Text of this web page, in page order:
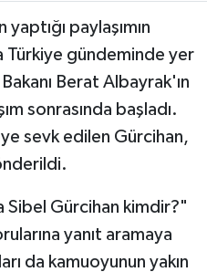
paylaşımın
Türkiye gündeminde yer
Berat Albayrak'ın
sonrasında başladı.
sevk edilen Gürcihan,
Sibel Gürcihan kimdir?"
yanıt aramaya
da kamuoyunun yakın